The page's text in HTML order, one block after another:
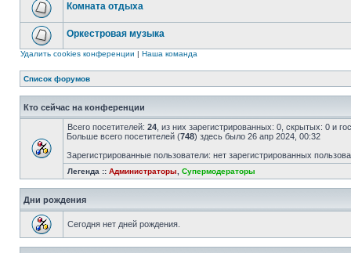
Комната отдыха
Оркестровая музыка
Удалить cookies конференции | Наша команда
Список форумов
Кто сейчас на конференции
Всего посетителей: 24 , из них зарегистрированных: 0, скрытых: 0 и
Больше всего посетителей (748) здесь было 26 апр 2024, 00:32
Зарегистрированные пользователи: нет зарегистрированных
Легенда :: Администраторы Супермодераторы
Дни рождения
Сегодня нет дней рождения.